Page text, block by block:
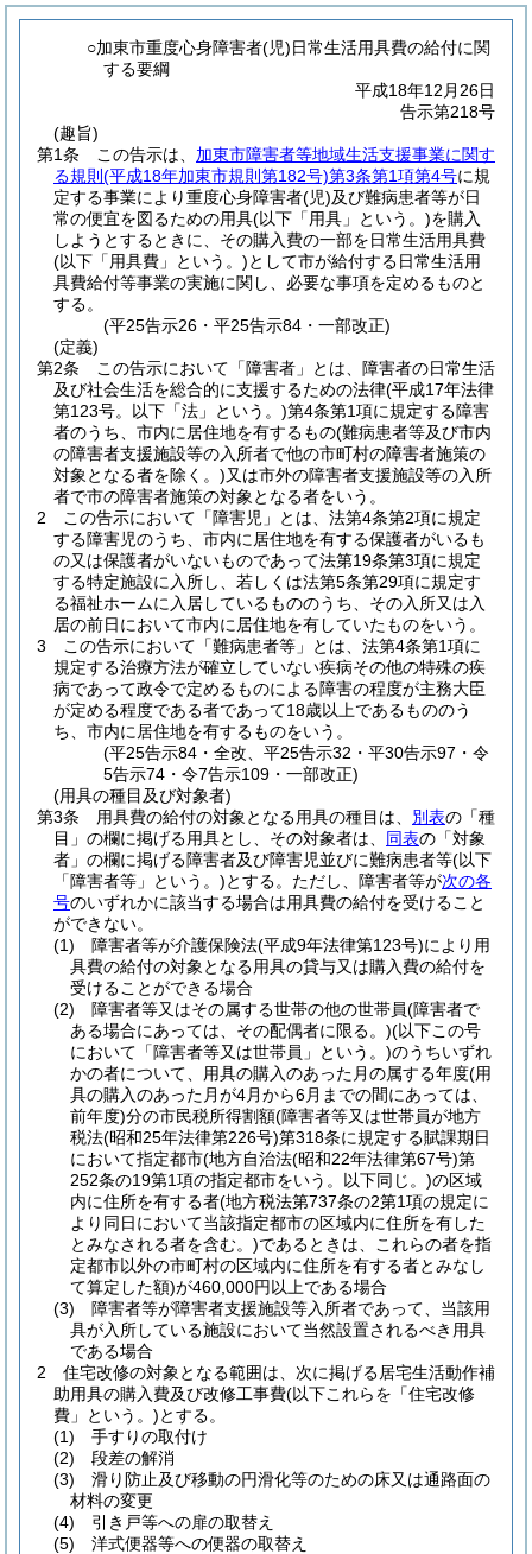
○加東市重度心身障害者(児)日常生活用具費の給付に関
する要綱
平成18年12月26日
告示第218号
(趣旨)
第1条
この告示は、 加東市障害者等地域生活支援事業に関す
る規則 (平成18年加東市規則第182号)第3条第1項第4号に規
定する事業により重度心身障害者(児)及び難病患者等が日
常の便宜を図るための用具(以下「用具」という。)を購入
しようとするときに、その購入費の一部を日常生活用具費
(以下「用具費」という。)として市が給付する日常生活用
具費給付等事業の実施に関し、必要な事項を定めるものと
する。
(平25告示26・平25告示84・一部改正)
(定義)
第2条
この告示において「障害者」とは、障害者の日常生活
及び社会生活を総合的に支援するための法律(平成17年法律
第123号。以下「法」という。)第4条第1項に規定する障害
者のうち、市内に居住地を有するもの(難病患者等及び市内
の障害者支援施設等の入所者で他の市町村の障害者施策の
対象となる者を除く。)又は市外の障害者支援施設等の入所
者で市の障害者施策の対象となる者をいう。
2
この告示において「障害児」とは、法第4条第2項に規定
する障害児のうち、市内に居住地を有する保護者がいるも
の又は保護者がいないものであって法第19条第3項に規定
する特定施設に入所し、若しくは法第5条第29項に規定す
る福祉ホームに入居しているもののうち、その入所又は入
居の前日において市内に居住地を有していたものをいう。
3
この告示において「難病患者等」とは、法第4条第1項に
規定する治療方法が確立していない疾病その他の特殊の疾
病であって政令で定めるものによる障害の程度が主務大臣
が定める程度である者であって18歳以上であるもののう
ち、市内に居住地を有するものをいう。
(平25告示84・全改、平25告示32・平30告示97・令
5告示74・令7告示109・一部改正)
(用具の種目及び対象者)
第3条
用具費の給付の対象となる用具の種目は、 別表の「種
目」の欄に掲げる用具とし、その対象者は、 同表の「対象
者」の欄に掲げる障害者及び障害児並びに難病患者等(以下
「障害者等」という。)とする。 ただし、障害者等が次の各
号のいずれかに該当する場合は用具費の給付を受けること
ができない。
(1)
障害者等が介護保険法(平成9年法律第123号)により用
具費の給付の対象となる用具の貸与又は購入費の給付を
受けることができる場合
(2)
障害者等又はその属する世帯の他の世帯員(障害者で
ある場合にあっては、その配偶者に限る。)(以下この号
において「障害者等又は世帯員」という。)のうちいずれ
かの者について、用具の購入のあった月の属する年度(用
具の購入のあった月が4月から6月までの間にあっては、
前年度)分の市民税所得割額(障害者等又は世帯員が地方
税法(昭和25年法律第226号)第318条に規定する賦課期日
において指定都市(地方自治法(昭和22年法律第67号)第
252条の19第1項の指定都市をいう。以下同じ。)の区域
内に住所を有する者(地方税法第737条の2第1項の規定に
より同日において当該指定都市の区域内に住所を有した
とみなされる者を含む。)であるときは、これらの者を指
定都市以外の市町村の区域内に住所を有する者とみなし
て算定した額)が460,000円以上である場合
(3)
障害者等が障害者支援施設等入所者であって、当該用
具が入所している施設において当然設置されるべき用具
である場合
2
住宅改修の対象となる範囲は、次に掲げる居宅生活動作補
助用具の購入費及び改修工事費(以下これらを「住宅改修
費」という。)とする。
(1)
手すりの取付け
(2)
段差の解消
(3)
滑り防止及び移動の円滑化等のための床又は通路面の
材料の変更
(4)
引き戸等への扉の取替え
(5)
洋式便器等への便器の取替え